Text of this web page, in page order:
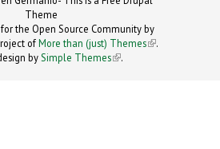
Theme
the Open Source Community by
external)
ofMore than (just) Themes (link is
.
by Simple Themes
(link is
.